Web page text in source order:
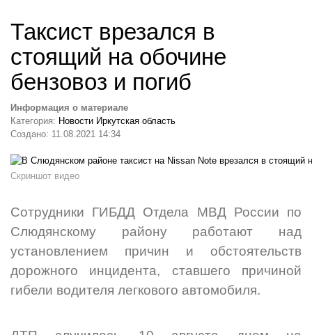
Таксист врезался в
стоящий на обочине
бензовоз и погиб
Информация о материале
Категория: Новости Иркутская область
Создано: 11.08.2021 14:34
Скриншот видео
Сотрудники ГИБДД Отдела МВД России по
Слюдянскому району работают над
установлением причин и обстоятельств
дорожного инцидента, ставшего причиной
гибели водителя легкового автомобиля.